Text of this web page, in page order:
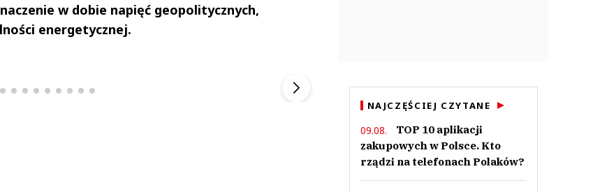
w dobie napięć geopolitycznych,
energetycznej.
NAJCZĘŚCIEJ CZYTANE
09.08.
TOP 10 aplikacji
zakupowych w Polsce. Kto
rządzi na telefonach Polaków?